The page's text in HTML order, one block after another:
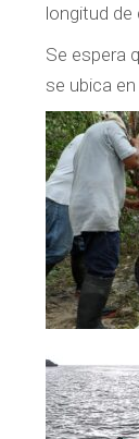
longitud de
Se espera
se ubica